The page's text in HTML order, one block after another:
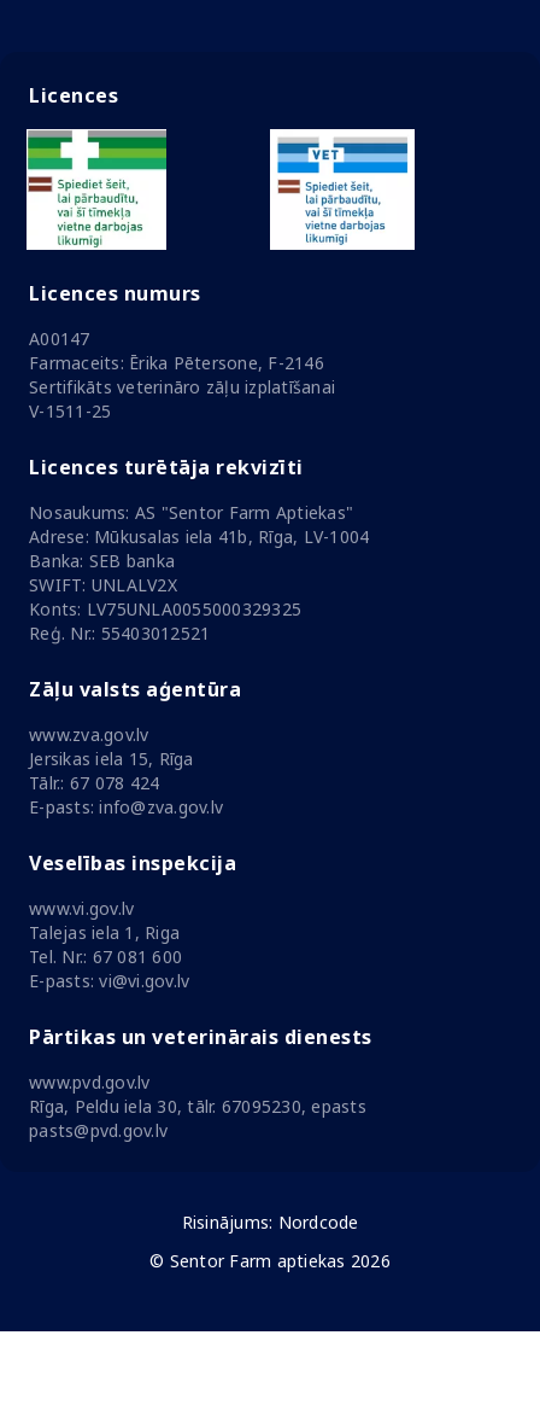
Licences
Licences numurs
A00147
Farmaceits: Ērika Pētersone, F-2146
Sertifikāts veterināro zāļu izplatīšanai
V-1511-25
Licences turētāja rekvizīti
Nosaukums: AS "Sentor Farm Aptiekas"
Adrese: Mūkusalas iela 41b, Rīga, LV-1004
Banka: SEB banka
SWIFT: UNLALV2X
Konts: LV75UNLA0055000329325
Reģ. Nr.: 55403012521
Zāļu valsts aģentūra
www.zva.gov.lv
Jersikas iela 15, Rīga
Tālr.: 67 078 424
E-pasts: info@zva.gov.lv
Veselības inspekcija
www.vi.gov.lv
Talejas iela 1, Riga
Tel. Nr.: 67 081 600
E-pasts: vi@vi.gov.lv
Pārtikas un veterinārais dienests
www.pvd.gov.lv
Rīga, Peldu iela 30, tālr. 67095230, epasts
pasts@pvd.gov.lv
Risinājums: Nordcode
© Sentor Farm aptiekas 2026